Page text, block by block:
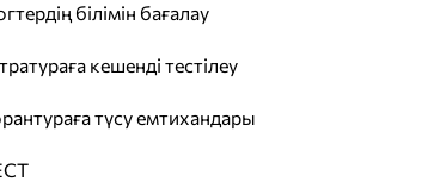
білімін бағалау
кешенді тестілеу
түсу емтихандары